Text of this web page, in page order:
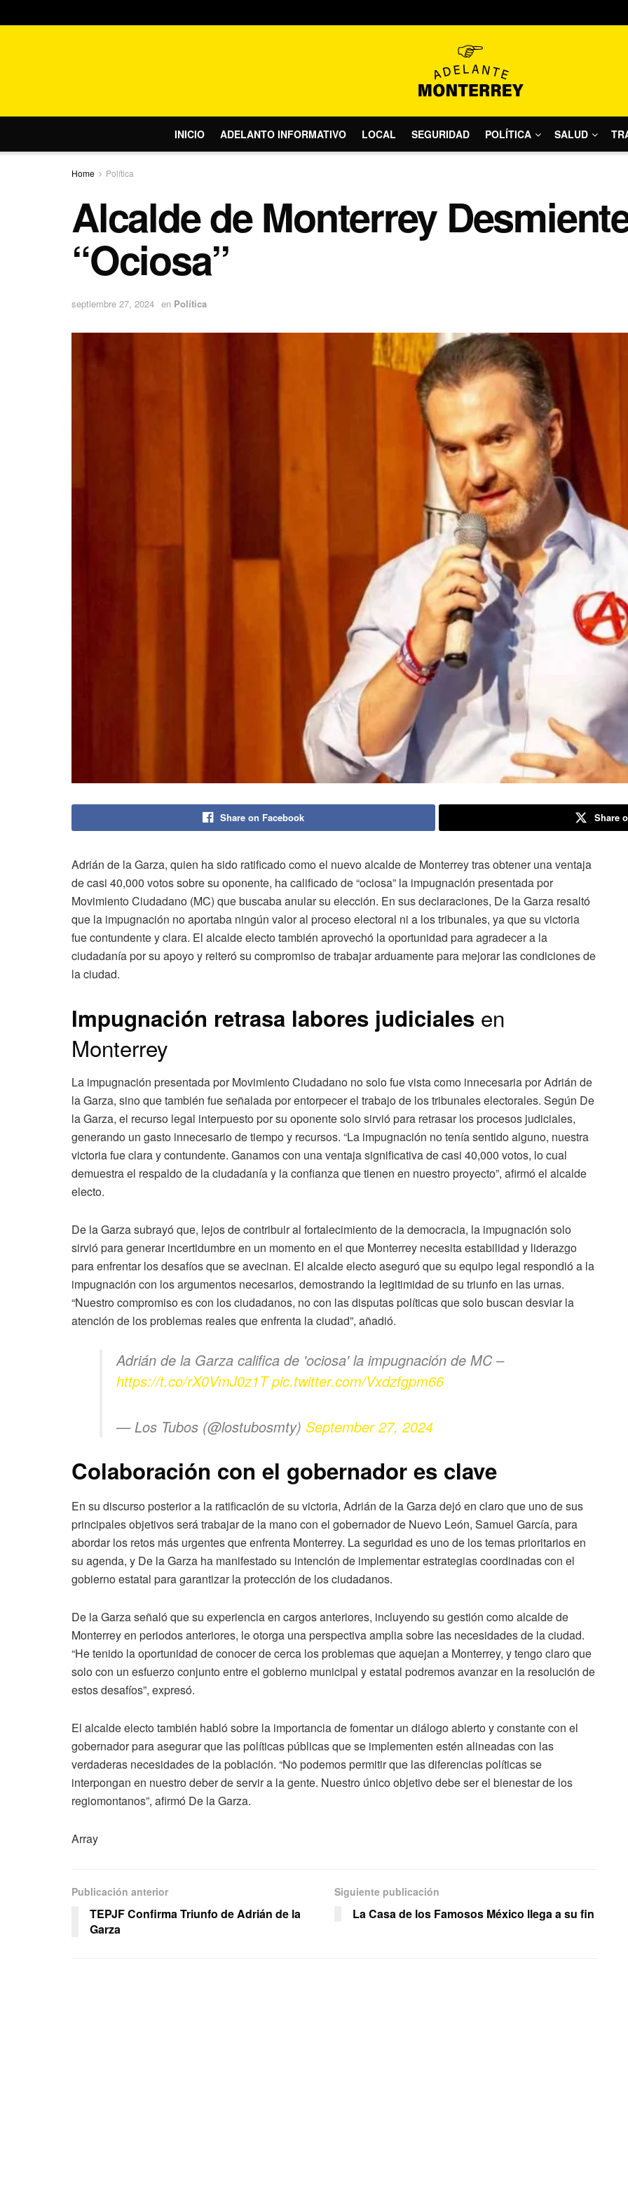
INICIO ADELANTO INFORMATIVO LOCAL SEGURIDAD POLÍTICA SALUD
Home Política
Alcalde de Monterrey
“Ociosa”
septiembre 27, 2024 en Política
Share on Facebook Share
Adrián de la Garza, quien ha sido ratificado como el nuevo alcalde de Monterrey tras obtener una ventaja
de casi 40,000 votos sobre su oponente, ha calificado de “ociosa” la impugnación presentada por
Movimiento Ciudadano (MC) que buscaba anular su elección. En sus declaraciones, De la Garza resaltó
que la impugnación no aportaba ningún valor al proceso electoral ni a los tribunales, ya que su victoria
fue contundente y clara. El alcalde electo también aprovechó la oportunidad para agradecer a la
ciudadanía por su apoyo y reiteró su compromiso de trabajar arduamente para mejorar las condiciones de
la ciudad.
Impugnación retrasa labores judiciales en
Monterrey
La impugnación presentada por Movimiento Ciudadano no solo fue vista como innecesaria por Adrián de
la Garza, sino que también fue señalada por entorpecer el trabajo de los tribunales electorales. Según De
la Garza, el recurso legal interpuesto por su oponente solo sirvió para retrasar los procesos judiciales,
generando un gasto innecesario de tiempo y recursos. “La impugnación no tenía sentido alguno, nuestra
victoria fue clara y contundente. Ganamos con una ventaja significativa de casi 40,000 votos, lo cual
demuestra el respaldo de la ciudadanía y la confianza que tienen en nuestro proyecto”, afirmó el alcalde
electo.
De la Garza subrayó que, lejos de contribuir al fortalecimiento de la democracia, la impugnación solo
sirvió para generar incertidumbre en un momento en el que Monterrey necesita estabilidad y liderazgo
para enfrentar los desafíos que se avecinan. El alcalde electo aseguró que su equipo legal respondió a la
impugnación con los argumentos necesarios, demostrando la legitimidad de su triunfo en las urnas.
“Nuestro compromiso es con los ciudadanos, no con las disputas políticas que solo buscan desviar la
atención de los problemas reales que enfrenta la ciudad”, añadió.
Adrián de la Garza califica de 'ociosa' la impugnación de MC –
https://t.co/rX0VmJ0z1T pic.twitter.com/Vxdzfgpm66
— Los Tubos (@lostubosmty) September 27, 2024
Colaboración con el gobernador es clave
En su discurso posterior a la ratificación de su victoria, Adrián de la Garza dejó en claro que uno de sus
principales objetivos será trabajar de la mano con el gobernador de Nuevo León, Samuel García, para
abordar los retos más urgentes que enfrenta Monterrey. La seguridad es uno de los temas prioritarios en
su agenda, y De la Garza ha manifestado su intención de implementar estrategias coordinadas con el
gobierno estatal para garantizar la protección de los ciudadanos.
De la Garza señaló que su experiencia en cargos anteriores, incluyendo su gestión como alcalde de
Monterrey en periodos anteriores, le otorga una perspectiva amplia sobre las necesidades de la ciudad.
“He tenido la oportunidad de conocer de cerca los problemas que aquejan a Monterrey, y tengo claro que
solo con un esfuerzo conjunto entre el gobierno municipal y estatal podremos avanzar en la resolución de
estos desafíos”, expresó.
El alcalde electo también habló sobre la importancia de fomentar un diálogo abierto y constante con el
gobernador para asegurar que las políticas públicas que se implementen estén alineadas con las
verdaderas necesidades de la población. “No podemos permitir que las diferencias políticas se
interpongan en nuestro deber de servir a la gente. Nuestro único objetivo debe ser el bienestar de los
regiomontanos”, afirmó De la Garza.
Array
Publicación anterior
TEPJF Confirma Triunfo de Adrián de la
Garza
Siguiente publicación
La Casa de los Famosos México llega a su fin